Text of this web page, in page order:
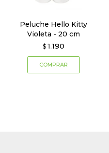
Peluche Hello Kitty
Violeta - 20 cm
$ 1.190